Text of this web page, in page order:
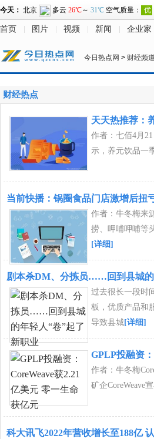
首页 图片 视频 新闻 企业家
今日热点网 > 财经频道
财经热点
天天热推荐：
作者：七佰4月
示，养元饮品一
当前快播：锅圈食品门店激增后扭
作者：牛冬梅来
捞、呷哺呷哺等
[详细]
剧本杀DM、分拣员……回到县城的
过去很长一段时
板，优质产品和
导致县城[详细]
GPLP投融资
作者：牛冬梅
矿企CoreWeave
科大讯飞2022年营收增长至188亿